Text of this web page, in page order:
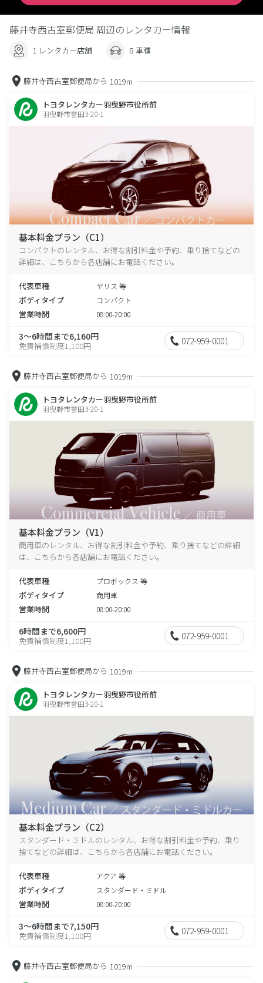
藤井寺西古室郵便局 周辺のレンタカー情報
1 レンタカー店舗 8 車種
藤井寺西古室郵便局から 1019m
トヨタレンタカー羽曳野市役所前
羽曳野市誉田3-20-1
基本料金プラン（C1）
コンパクトのレンタル、お得な割引料金や予約、乗り捨てなどの
詳細は、こちらから各店舗にお電話ください。
代表車種 ヤリス 等
ボディタイプ コンパクト
営業時間 08:00-20:00
3～6時間まで6,160円
免責補償制度1,100円 072-959-0001
藤井寺西古室郵便局から 1019m
トヨタレンタカー羽曳野市役所前
羽曳野市誉田3-20-1
基本料金プラン（V1）
商用車のレンタル、お得な割引料金や予約、乗り捨てなどの詳細
は、こちらから各店舗にお電話ください。
代表車種 プロボックス 等
ボディタイプ 商用車
営業時間 08:00-20:00
6時間まで6,600円
免責補償制度1,100円 072-959-0001
藤井寺西古室郵便局から 1019m
トヨタレンタカー羽曳野市役所前
羽曳野市誉田3-20-1
基本料金プラン（C2）
スタンダード・ミドルのレンタル、お得な割引料金や予約、乗り
捨てなどの詳細は、こちらから各店舗にお電話ください。
代表車種 アクア 等
ボディタイプ スタンダード・ミドル
営業時間 08:00-20:00
3～6時間まで7,150円
免責補償制度1,100円 072-959-0001
藤井寺西古室郵便局から 1019m